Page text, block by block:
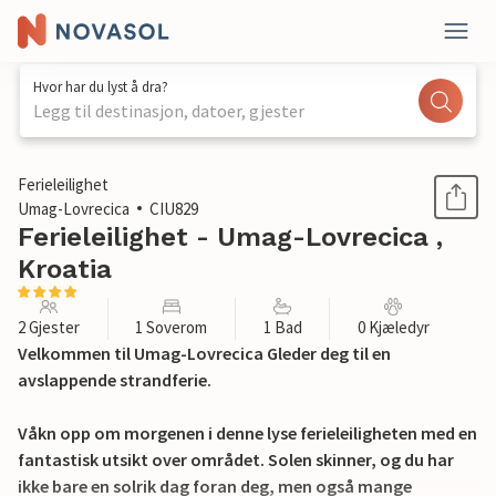
Hvor har du lyst å dra?
Legg til destinasjon, datoer, gjester
1 / 17
Ferieleilighet
Umag-Lovrecica
CIU829
Ferieleilighet - Umag-Lovrecica ,
Kroatia
2 Gjester 1 Soverom 1 Bad 0 Kjæledyr
Velkommen til Umag-Lovrecica Gleder deg til en
avslappende strandferie.
Våkn opp om morgenen i denne lyse ferieleiligheten med en
fantastisk utsikt over området. Solen skinner, og du har
ikke bare en solrik dag foran deg, men også mange